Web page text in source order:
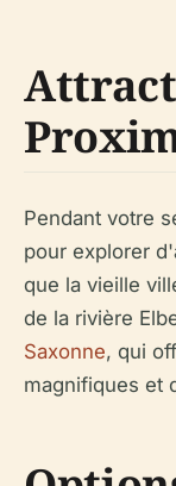
Pendant votre
pour explorer
que la vieille
de la rivière
Saxonne, qui
magnifiques et